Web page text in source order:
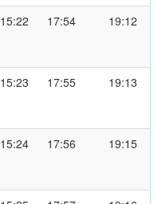
15:22 17:54 19:12
15:23 17:55 19:13
15:24 17:56 19:15